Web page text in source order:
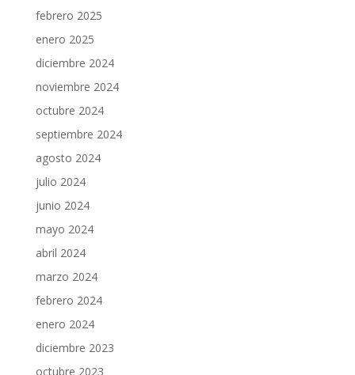
febrero 2025
enero 2025
diciembre 2024
noviembre 2024
octubre 2024
septiembre 2024
agosto 2024
julio 2024
junio 2024
mayo 2024
abril 2024
marzo 2024
febrero 2024
enero 2024
diciembre 2023
octubre 2023